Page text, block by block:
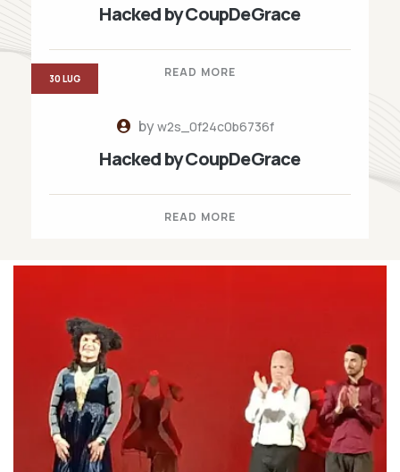
Hacked by CoupDeGrace
READ MORE
byw2s_0f24c0b6736f
Hacked by CoupDeGrace
READ MORE
30 LUG